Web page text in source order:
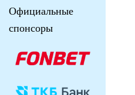
Официальные
спонсоры